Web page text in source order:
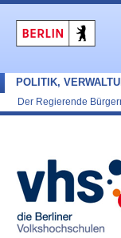
POLITIK,
Der Regierende